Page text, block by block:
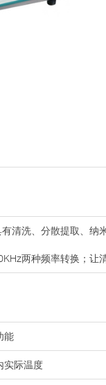
清洗、分散提取、纳
两种频率转换；让
能
实际温度